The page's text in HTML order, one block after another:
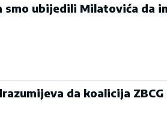
smo ubijedili Milatovića da
da koalicija